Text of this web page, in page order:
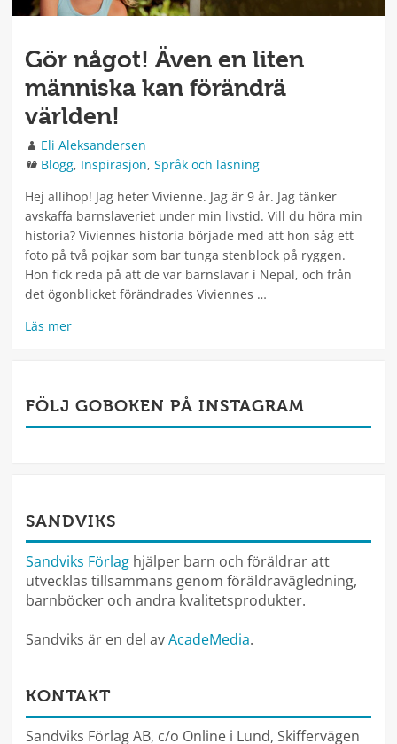
Gör något! Även en liten
människa kan förändrä
världen!
Författare
Eli Aleksandersen
Kategorier
Blogg, Inspirasjon, Språk och läsning
Hej allihop! Jag heter Vivienne. Jag är 9 år. Jag tänker
avskaffa barnslaveriet under min livstid. Vill du höra min
historia? Viviennes historia började med att hon såg ett
foto på två pojkar som bar tunga stenblock på ryggen.
Hon fick reda på att de var barnslavar i Nepal, och från
det ögonblicket förändrades Viviennes …
Läs mer
FÖLJ GOBOKEN PÅ INSTAGRAM
SANDVIKS
Sandviks Förlag hjälper barn och föräldrar att
utvecklas tillsammans genom föräldravägledning,
barnböcker och andra kvalitetsprodukter.
Sandviks är en del avAcadeMedia.
KONTAKT
Sandviks Förlag AB, c/o Online i Lund, Skiffervägen